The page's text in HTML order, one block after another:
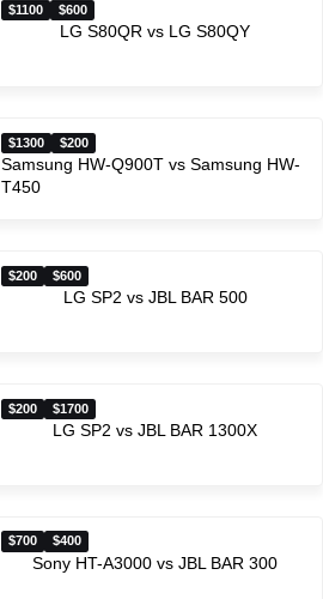
$1100 $600
LG S80QR vs LG S80QY
$1300 $200
Samsung HW-Q900T vs Samsung HW-
T450
$200 $600
LG SP2 vs JBL BAR 500
$200 $1700
LG SP2 vs JBL BAR 1300X
$700 $400
Sony HT-A3000 vs JBL BAR 300